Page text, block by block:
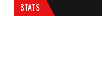
STATS